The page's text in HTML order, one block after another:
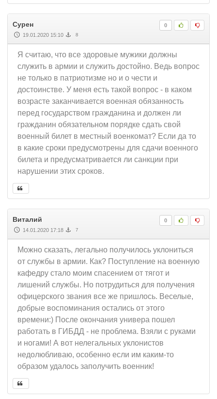
0
Сурен
19.01.2020 15:10 8
Я считаю, что все здоровые мужики должны
служить в армии и служить достойно. Ведь вопрос
не только в патриотизме но и о чести и
достоинстве. У меня есть такой вопрос - в каком
возрасте заканчивается военная обязанность
перед государством гражданина и должен ли
гражданин обязательном порядке сдать свой
военный билет в местный военкомат? Если да то
в какие сроки предусмотрены для сдачи военного
билета и предусматривается ли санкции при
нарушении этих сроков.
0
Виталий
14.01.2020 17:18 7
Можно сказать, легально получилось уклониться
от службы в армии. Как? Поступление на военную
кафедру стало моим спасением от тягот и
лишений службы. Но потрудиться для получения
офицерского звания все же пришлось. Веселые,
добрые воспоминания остались от этого
времени:) После окончания универа пошел
работать в ГИБДД - не проблема. Взяли с руками
и ногами! А вот нелегальных уклонистов
недолюбливаю, особенно если им каким-то
образом удалось заполучить военник!